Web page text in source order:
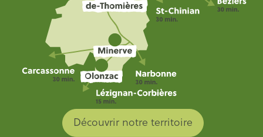
Découvrir notre territoire